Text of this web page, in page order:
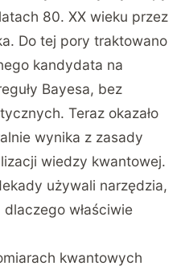
80. XX wieku przez
Do tej pory traktowano
kandydata na
Bayesa, bez
Teraz okazało
wynika z zasady
wiedzy kwantowej.
używali narzędzia,
właściwie
kwantowych